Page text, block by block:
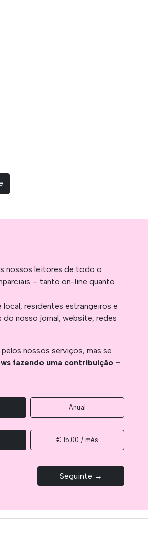
nossos leitores de todo o
– tanto on-line quanto
local, residentes estrangeiros e
nosso jornal, website, redes
nossos serviços, mas se
fazendo uma contribuição –
Anual
€ 15,00 / mês
Seguinte →